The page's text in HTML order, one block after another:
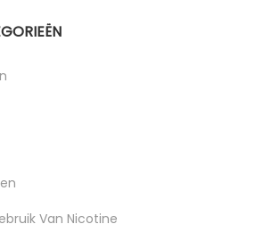
Van Nicotine